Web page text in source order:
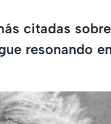
citadas
resonando